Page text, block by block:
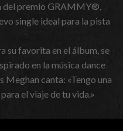
del premio GRAMMY®,
single ideal para la pista
su favorita en el álbum, se
en la música dance
canta: «Tengo una
el viaje de tu vida.»